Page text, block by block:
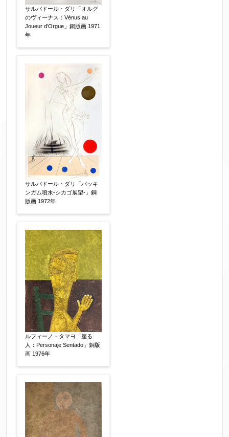
サルバドール・ダリ「オルグ
のヴィーナス：Vénus au
Joueur d’Orgue」銅版画 1971
年
サルバドール・ダリ「バッキ
ンガム噴水-シカゴ展望-」銅
版画 1972年
ルフィーノ・タマヨ「座る
人：Personaje Sentado」銅版
画 1976年